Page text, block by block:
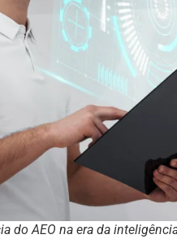
do AEO na era da